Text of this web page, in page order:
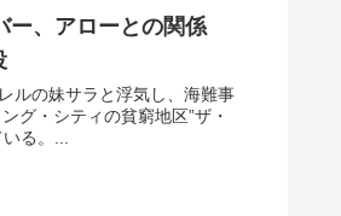
ー、アローとの関係
ルの妹サラと浮気し、海難事
グ・シティの貧窮地区”ザ・
る。...